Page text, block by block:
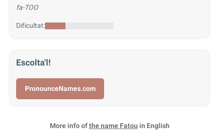
fa-TOO
Dificultat:
Escolta'l!
PronounceNames.com
More info ofthe name Fatouin English